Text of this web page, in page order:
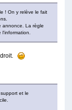
! On y relève le fait
annonce. La règle
et le